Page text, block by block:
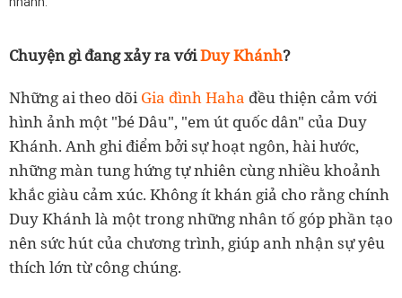
Chuyện gì đang xảy ra vớiDuy Khánh?
Những ai theo dõiGia đình Haha đều thiện cảm với
hình ảnh một "bé Dâu", "em út quốc dân" của Duy
Khánh. Anh ghi điểm bởi sự hoạt ngôn, hài hước,
những màn tung hứng tự nhiên cùng nhiều khoảnh
khắc giàu cảm xúc. Không ít khán giả cho rằng chính
Duy Khánh là một trong những nhân tố góp phần tạo
nên sức hút của chương trình, giúp anh nhận sự yêu
thích lớn từ công chúng.